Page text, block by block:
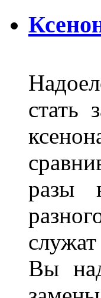
стать
разы
Вы